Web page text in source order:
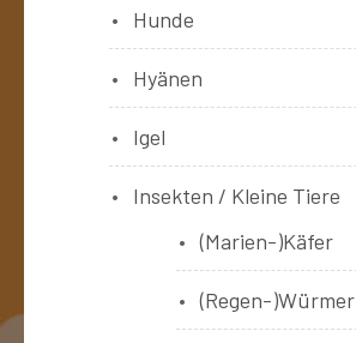
Hunde
Hyänen
Igel
Insekten / Kleine Tiere
(Marien-)Käfer
(Regen-)Würmer